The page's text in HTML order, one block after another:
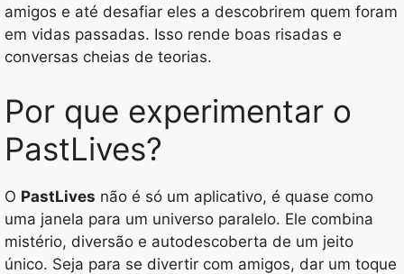
amigos e até desafiar eles a descobrirem quem foram
em vidas passadas. Isso rende boas risadas e
conversas cheias de teorias.
Por que experimentar o
PastLives?
O PastLives não é só um aplicativo, é quase como
uma janela para um universo paralelo. Ele combina
mistério, diversão e autodescoberta de um jeito
único. Seja para se divertir com amigos, dar um toque